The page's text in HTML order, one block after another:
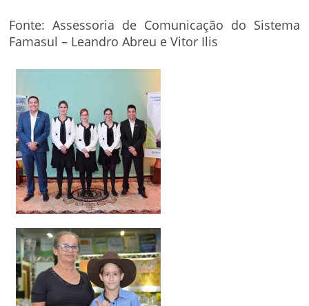
Fonte: Assessoria de Comunicação do Sistema
Famasul – Leandro Abreu e Vitor Ilis